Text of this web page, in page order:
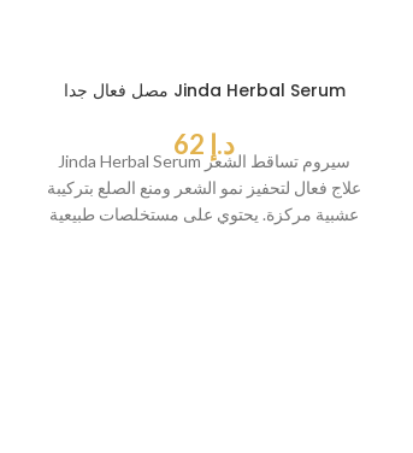
مصل فعال جدا Jinda Herbal Serum
د.إ
Jinda Herbal Serum سيروم تساقط الشعر
علاج فعال لتحفيز نمو الشعر ومنع الصلع بتركيبة
عشبية مركزة. يحتوي على مستخلصات طبيعية